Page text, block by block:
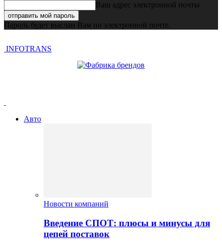
Ваш адрес электронной почты
Пароль будет выслан Вам по электронной почте.
INFOTRANS
Авто
Новости компаний
Введение СПОТ: плюсы и минусы для
цепей поставок